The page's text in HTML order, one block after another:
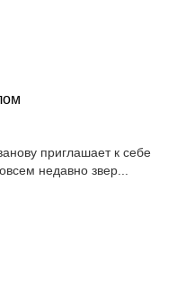
приглашает к себе
недавно звер...